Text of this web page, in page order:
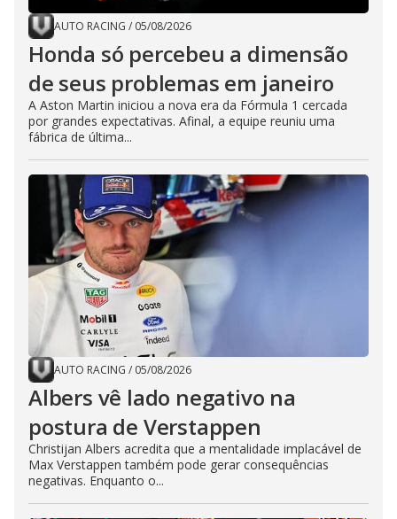
AUTO RACING / 05/08/2026
Honda só percebeu a dimensão
de seus problemas em janeiro
A Aston Martin iniciou a nova era da Fórmula 1 cercada
por grandes expectativas. Afinal, a equipe reuniu uma
fábrica de última...
AUTO RACING / 05/08/2026
Albers vê lado negativo na
postura de Verstappen
Christijan Albers acredita que a mentalidade implacável de
Max Verstappen também pode gerar consequências
negativas. Enquanto o...